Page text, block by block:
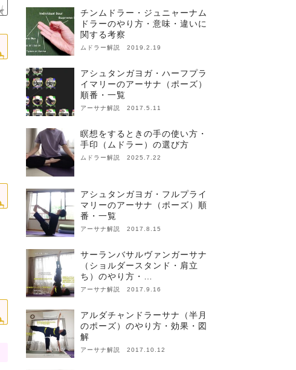
チンムドラー・ジュニャーナム
ドラーのやり方・意味・違いに
関する考察
ムドラー解説 2019.2.19
アシュタンガヨガ・ハーフプラ
イマリーのアーサナ（ポーズ）
順番・一覧
アーサナ解説 2017.5.11
瞑想をするときの手の使い方・
手印（ムドラー）の選び方
ムドラー解説 2025.7.22
アシュタンガヨガ・フルプライ
マリーのアーサナ（ポーズ）順
番・一覧
アーサナ解説 2017.8.15
サーランバサルヴァンガーサナ
（ショルダースタンド・肩立
ち）のやり方・…
アーサナ解説 2017.9.16
アルダチャンドラーサナ（半月
のポーズ）のやり方・効果・図
解
アーサナ解説 2017.10.12